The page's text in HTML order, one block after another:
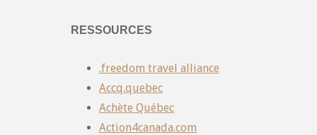
RESSOURCES
.freedom travel alliance
Accq.quebec
Achète Québec
Action4canada.com